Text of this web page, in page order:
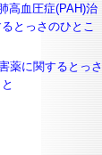
高血圧症(PAH)治
とっさのひとこ
薬に関するとっさ